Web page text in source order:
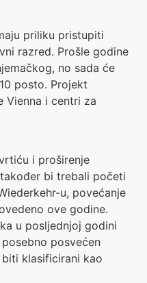
priliku pristupiti
razred. Prošle godine
no sada će
posto. Projekt
Vienna i centri za
i proširenje
bi trebali početi
u, povećanje
ove godine.
u posljednjoj godini
posvećen
klasificirani kao